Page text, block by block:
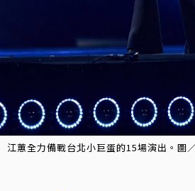
江蕙全力備戰台北小巨蛋的15場演出。圖